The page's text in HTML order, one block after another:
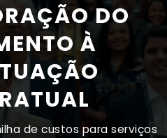
DO
À
de custos para serviços